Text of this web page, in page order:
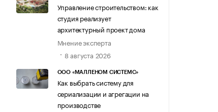
Управление строительством: как
студия реализует
архитектурный проект дома
Мнение эксперта
8 августа 2026
ООО «МАЛЛЕНОМ СИСТЕМС»
Как выбрать систему для
сериализации и агрегации на
производстве